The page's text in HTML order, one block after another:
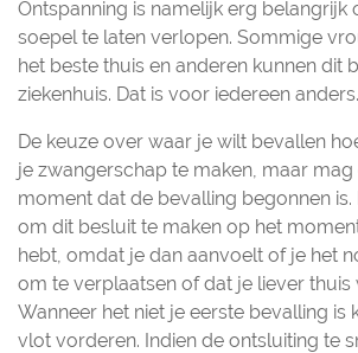
Ontspanning is namelijk erg belangrijk
soepel te laten verlopen. Sommige
het beste thuis en anderen kunnen dit
ziekenhuis. Dat is voor iedereen anders.
De keuze over waar je wilt bevallen
je zwangerschap te maken, maar
moment dat de bevalling begonnen is.
om dit besluit te maken op het
hebt, omdat je dan aanvoelt of je het
om te verplaatsen of dat je liever thuis
Wanneer het niet je eerste bevalling is
vlot vorderen. Indien de ontsluiting te